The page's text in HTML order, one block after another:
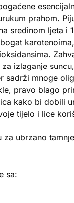
prahom.
sredinom ljeta i
izlaganje
sadrži mnoge
pravo blago
kako bi dobili
tijelo i lice
ubrzano
sa: